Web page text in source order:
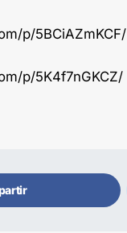
p/5BCiAZmKCF/
p/5K4f7nGKCZ/